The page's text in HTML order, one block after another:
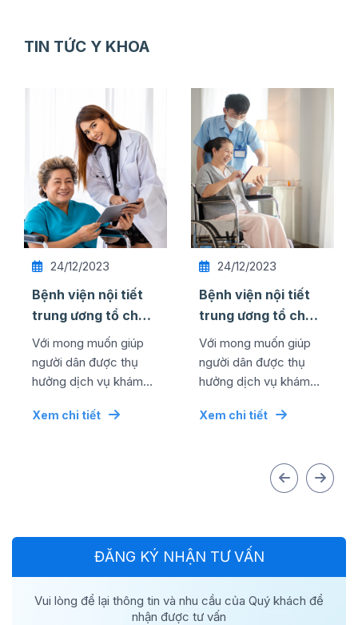
TIN TỨC Y KHOA
24/12/2023
Bệnh viện nội tiết
trung ương tổ chức
thành công lễ kỷ
niệm ngày quốc tế
...
Với mong muốn giúp
người dân được thụ
hưởng dịch vụ khám
cao bằng mức chi phí
Xem chi tiết
24/12/2023
Bệnh viện nội tiết
trung ương tổ chức
thành công lễ kỷ
niệm ngày quốc tế
...
Với mong muốn giúp
người dân được thụ
hưởng dịch vụ khám
cao bằng mức chi phí
Xem chi tiết
ĐĂNG KÝ NHẬN TƯ VẤN
Vui lòng để lại thông tin và nhu cầu của Quý khách để
nhận được tư vấn